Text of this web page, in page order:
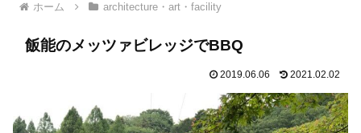
ホーム architecture・art・facility
飯能のメッツァビレッジでBBQ
2019.06.06 2021.02.02